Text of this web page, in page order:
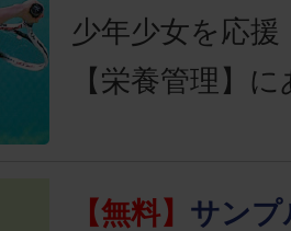
少年少女を応
【栄養管理】
【無料】 サンプ